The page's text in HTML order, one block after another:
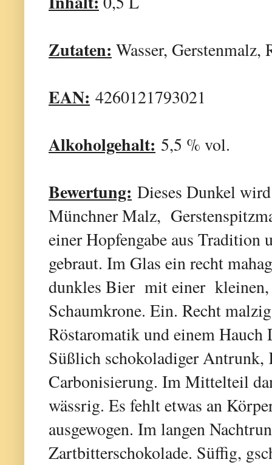
Zutaten: Wasser, Gerstenmalz,
EAN: 4260121793021
Alkoholgehalt: 5,5 % vol.
Bewertung: Dieses Dunkel
Münchner Malz,
einer Hopfengabe aus Tradition
gebraut. Im Glas ein recht
dunkles Bier mit einer kleinen,
Schaumkrone. Ein. Recht
Röstaromatik und einem
Süßlich schokoladiger Antrunk,
Carbonisierung. Im Mittelteil
wässrig. Es fehlt etwas an
ausgewogen. Im langen
Zartbitterschokolade. Süffig,